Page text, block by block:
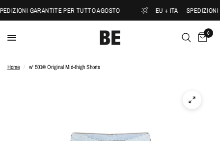
GARANTITE PER TUTTO AGOSTO EU + ITA — SPEDIZIONI
0
Home / w' 501® Original Mid-thigh Shorts